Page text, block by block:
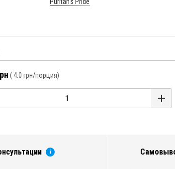
(4.0 грн/порция)
i